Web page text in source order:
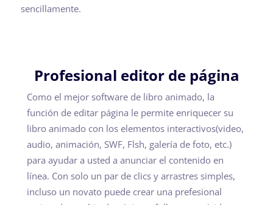
sencillamente.
Profesional editor de página
Como el mejor software de libro animado, la
función de editar página le permite enriquecer su
libro animado con los elementos interactivos(video,
audio, animación, SWF, Flsh, galería de foto, etc.)
para ayudar a usted a anunciar el contenido en
línea. Con solo un par de clics y arrastres simples,
incluso un novato puede crear una prefesional